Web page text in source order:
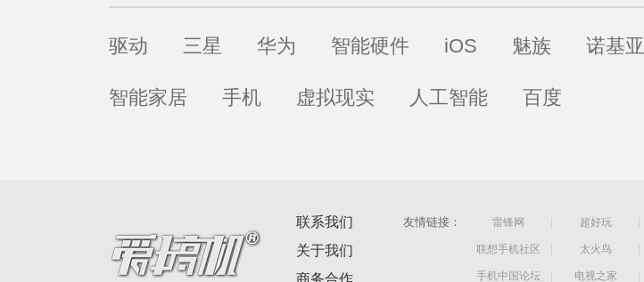
驱动 三星 华为 智能硬件 iOS 魅族 诺基亚
智能家居 手机 虚拟现实 人工智能 百度
联系我们
关于我们
商务合作
友情链接： 雷锋网 超好玩
联想手机社区 太火鸟
手机中国论坛 电视之家